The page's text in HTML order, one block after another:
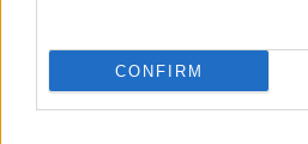
CONFIRM